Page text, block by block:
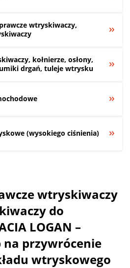
wtryskiwaczy,
kołnierze, osłony,
drgań, tuleje wtrysku
(wysokiego ciśnienia)
wtryskiwaczy
do
LOGAN –
na przywrócenie
wtryskowego